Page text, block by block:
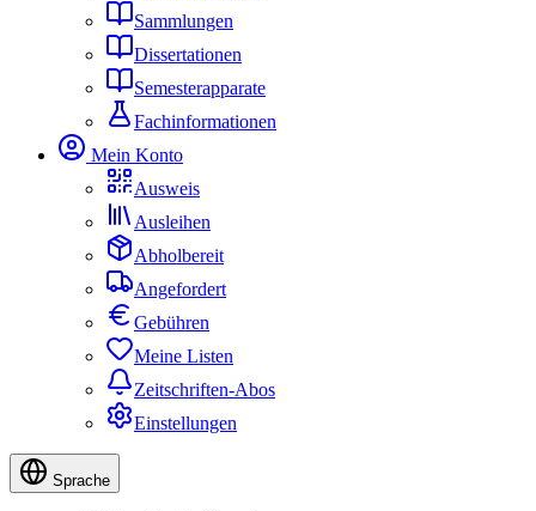
Sammlungen
Dissertationen
Semesterapparate
Fachinformationen
Mein Konto
Ausweis
Ausleihen
Abholbereit
Angefordert
Gebühren
Meine Listen
Zeitschriften-Abos
Einstellungen
Sprache